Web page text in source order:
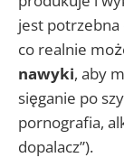
jest potrzebna
co realnie
nawyki, aby
sięganie po
pornografia,
dopalacz”).